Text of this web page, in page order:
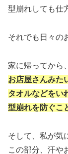
型崩れしても仕
それでも日々の
家に帰ってから、
お店屋さんみた
タオルなどをい
型崩れを防ぐこ
そして、私が気
この部分、汗や